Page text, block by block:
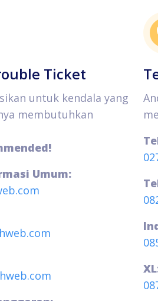
Ticket
untuk kendala yang
membutuhkan
Umum: